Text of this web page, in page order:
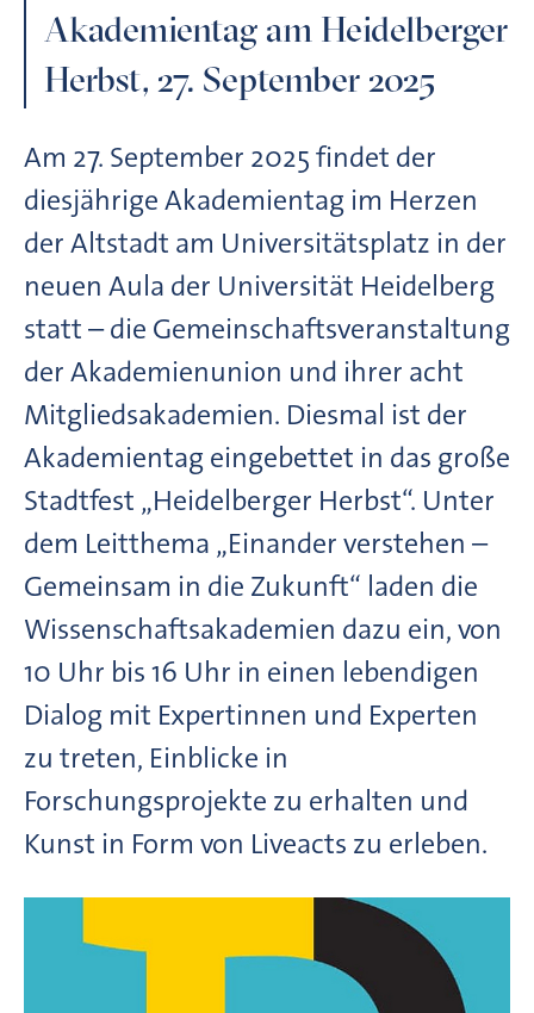
Akademientag am Heidelberger
Herbst, 27. September 2025
Am 27. September 2025 findet der
diesjährige Akademientag im Herzen
der Altstadt am Universitätsplatz in der
neuen Aula der Universität Heidelberg
statt – die Gemeinschafts­veranstaltung
der Akademienunion und ihrer acht
Mitgliedsakademien. Diesmal ist der
Akademientag eingebettet in das große
Stadtfest „Heidelberger Herbst“. Unter
dem Leitthema „Einander verstehen –
Gemeinsam in die Zukunft“ laden die
Wissenschaftsakademien dazu ein, von
10 Uhr bis 16 Uhr in einen lebendigen
Dialog mit Expertinnen und Experten
zu treten, Einblicke in
Forschungsprojekte zu erhalten und
Kunst in Form von Liveacts zu erleben.